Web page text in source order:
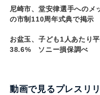
尼崎市、堂安律選手への
の市制110周年式典で掲示
お盆玉、子ども1人あたり
38.6% ソニー損保調べ
動画で見るプレスリ